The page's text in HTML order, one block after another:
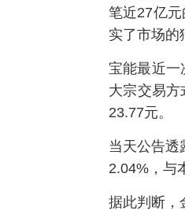
笔近27亿
实了市场的
宝能最近一
大宗交易
23.77元。
当天公告透
2.04%，与
据此判断，